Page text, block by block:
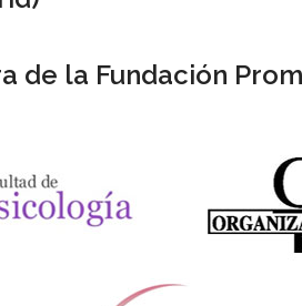
de la Fundación